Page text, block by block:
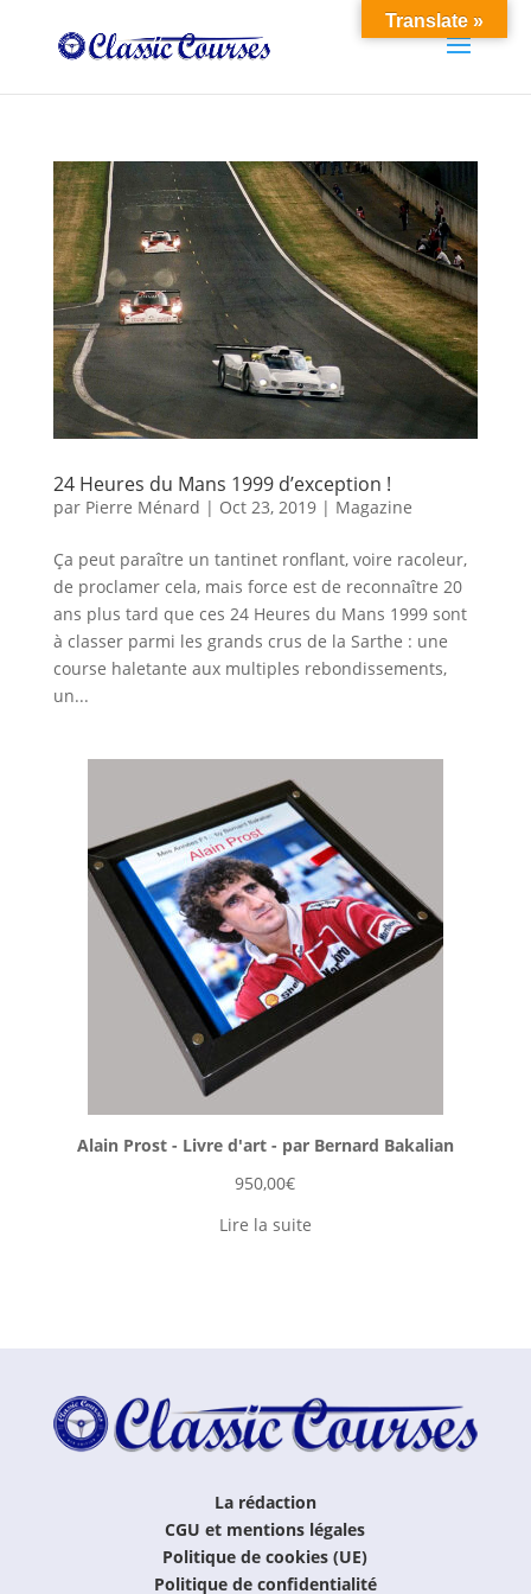
24 Heures du Mans 1999 d’exception !
par Pierre Ménard | Oct 23, 2019| Magazine
Ça peut paraître un tantinet ronflant, voire racoleur,
de proclamer cela, mais force est de reconnaître 20
ans plus tard que ces 24 Heures du Mans 1999 sont
à classer parmi les grands crus de la Sarthe : une
course haletante aux multiples rebondissements,
un...
Alain Prost - Livre d'art - par Bernard Bakalian
950,00€
Lire la suite
La rédaction
CGU et mentions légales
Politique de cookies (UE)
Politique de confidentialité
Translate »